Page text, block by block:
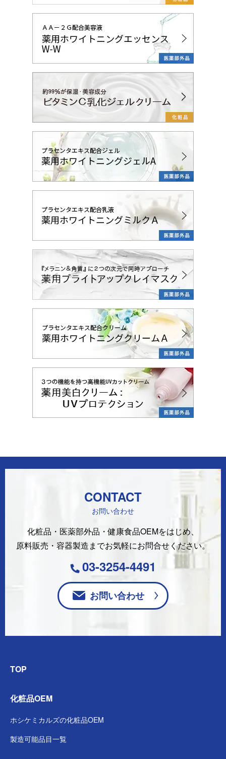
CONTACT
お問い合わせ
化粧品・医薬部外品・健康食品OEMをはじめ、
原料販売・容器製造までお気軽にお問合せください。
03-3254-4491
お問い合わせ
TOP
化粧品OEM
ホシケミカルズの化粧品OEM
製造可能品目一覧